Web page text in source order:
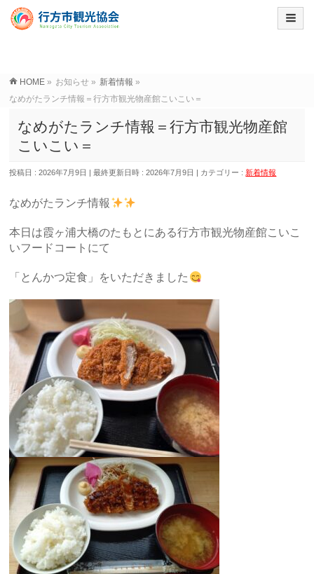
HOME » お知らせ » 新着情報 »
なめがたランチ情報＝行方市観光物産館こいこい＝
なめがたランチ情報＝行方市観光物産館
こいこい＝
投稿日 : 2026年7月9日 最終更新日時 : 2026年7月9日 カテゴリー : 新着情報
なめがたランチ情報
本日は霞ヶ浦大橋のたもとにある行方市観光物産館こいこ
いフードコートにて
「とんかつ定食」をいただきました